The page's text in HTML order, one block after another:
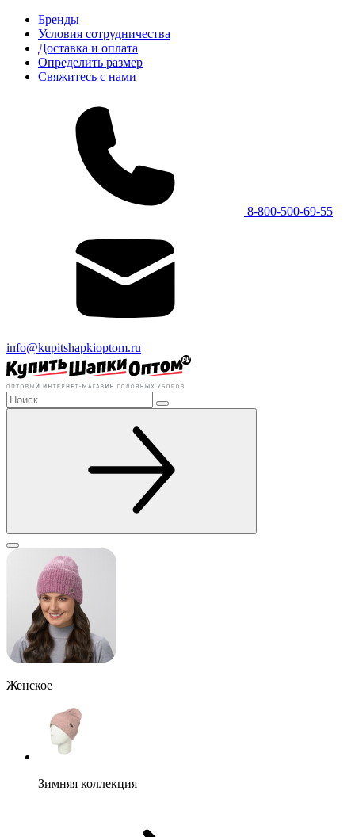
Бренды
Условия сотрудничества
Доставка и оплата
Определить размер
Свяжитесь с нами
8-800-500-69-55
info@kupitshapkioptom.ru
Женское
Зимняя коллекция